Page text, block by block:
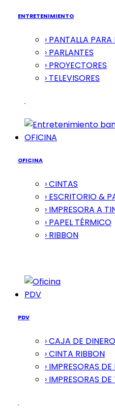
ENTRETENIMIENTO
› PANTALLA
› PARLANTES
› PROYECTORES
› TELEVISORES
OFICINA
OFICINA
› CINTAS
› ESCRITORIO &
› IMPRESORA A
› PAPEL TÉRMICO
› RIBBON
PDV
PDV
› CAJA DE DINERO
› CINTA RIBBON
› IMPRESORAS
› IMPRESORAS